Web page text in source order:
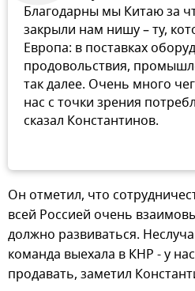
Благодарны мы Китаю за
закрыли нам нишу – ту,
Европа: в поставках
продовольствия,
так далее. Очень много
нас с точки зрения
сказал Константинов.
Он отметил, что
всей Россией очень
должно развиваться.
команда выехала в КНР - у
продавать, заметил